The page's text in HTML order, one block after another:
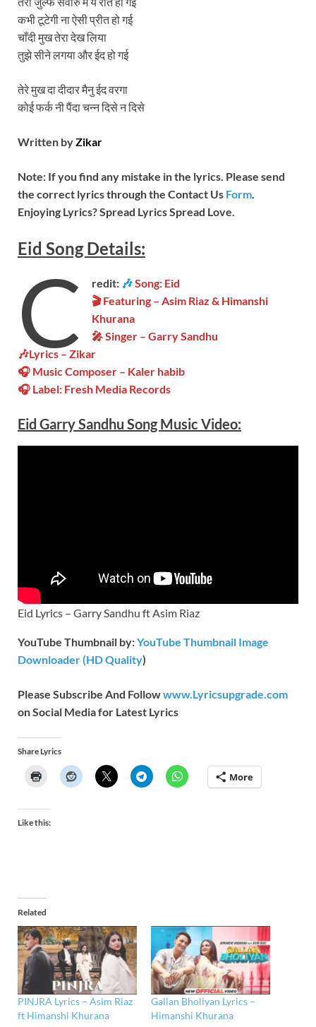
कभी टूटेगी ना ऐसी प्रीत हो गई
चाँदी मुख तेरा देख लिया
तुझे सीने लगया और ईद हो गई
तेरे मुख दा दीदार मैनु ईद वरगा
कोई फर्क नी पैंदा चन्न दिसे न दिसे
Written byZikar
Note: If you find any mistake in the lyrics. Please send
the correct lyrics through the Contact Us Form
Enjoying Lyrics? Spread Lyrics Spread Love.
Eid SongDetails:
C redit: 🎶Song: Eid
🎬 Featuring – Asim Riaz & Himanshi
Khurana
🎤 Singer – Garry Sandhu
🎶Lyrics – Zikar
🎧 Music Composer – Kaler habib
🎧 Label: Fresh Media Records
Eid Garry Sandhu Song Music Video:
Eid Lyrics – Garry Sandhu ft Asim Riaz
YouTube Thumbnail by:YouTube Thumbnail Image
Downloader (HD Quality)
Please Subscribe And Followwww.Lyricsupgrade.com
on Social Media for Latest Lyrics
Share Lyrics
More
Like this:
Related
PINJRA Lyrics – Asim Riaz
ft Himanshi Khurana
Gallan Bholiyan Lyrics –
Himanshi Khurana